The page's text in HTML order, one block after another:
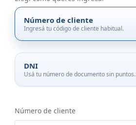
Número de cliente
Ingresá tu código de cliente habitual.
DNI
Usá tu número de documento sin puntos.
Número de cliente